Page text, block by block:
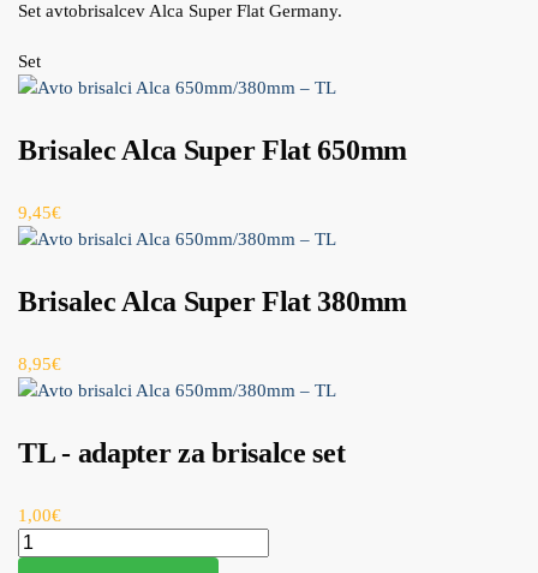
Set avtobrisalcev Alca Super Flat Germany.
Set
Brisalec Alca Super Flat 650mm
9,45€
Brisalec Alca Super Flat 380mm
8,95€
TL - adapter za brisalce set
1,00€